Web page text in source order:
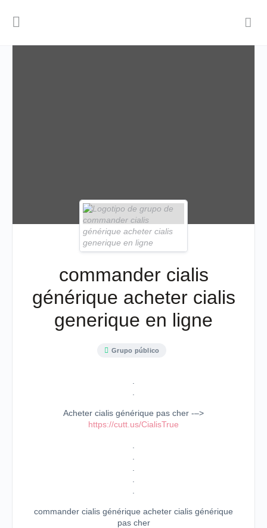
commander cialis
générique acheter cialis
generique en ligne
Grupo público
Acheter cialis générique pas cher -–>
https://cutt.us/CialisTrue
commander cialis générique acheter cialis générique
pas cher